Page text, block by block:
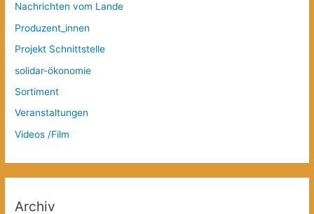
Nachrichten vom Lande
Produzent_innen
Projekt Schnittstelle
solidar-ökonomie
Sortiment
Veranstaltungen
Videos /Film
Archiv